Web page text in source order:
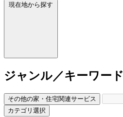
現在地から探す
ジャンル／キーワード
その他の家・住宅関連サービス
カテゴリ選択